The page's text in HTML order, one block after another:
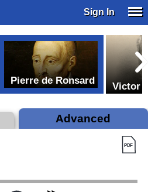
Sign In
Pierre de Ronsard Victor
Advanced